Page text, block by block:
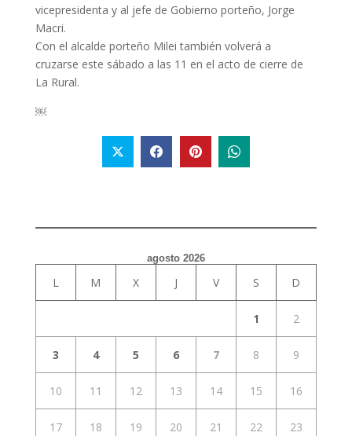
vicepresidenta y al jefe de Gobierno porteño, Jorge
Macri.
Con el alcalde porteño Milei también volverá a
cruzarse este sábado a las 11 en el acto de cierre de
La Rural.
￼
agosto 2026
L M X J V S D
1 2
3 4 5 6 7 8 9
10 11 12 13 14 15 16
17 18 19 20 21 22 23